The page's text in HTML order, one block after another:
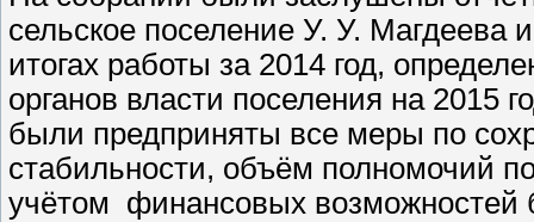
сельское поселение У. У. Магдеева
итогах работы за 2014 год,
органов власти поселения на 2015
были предприняты все меры по
стабильности, объём полномочий
учётом финансовых возможностей